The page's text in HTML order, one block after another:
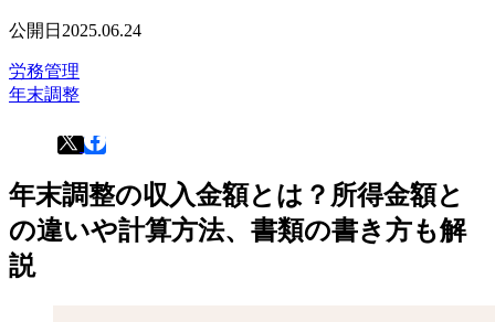
公開日 2025.06.24
労務管理
年末調整
年末調整の収入金額とは？所得金額と
の違いや計算方法、書類の書き方も解
説